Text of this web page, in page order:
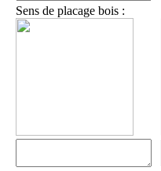
Sens de placage bois :